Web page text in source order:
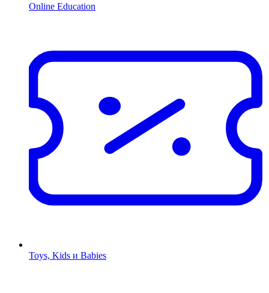
Online Education
Toys, Kids и Babies